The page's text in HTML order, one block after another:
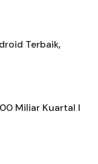
Terbaik,
Miliar Kuartal I